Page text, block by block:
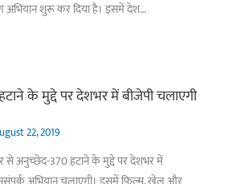
अभियान शुरू कर दिया है। इसमें देश…
के मुद्दे पर देशभर में बीजेपी चलाएगी
22, 2019
से अनुच्छेद-370 हटाने के मुद्दे पर देशभर में